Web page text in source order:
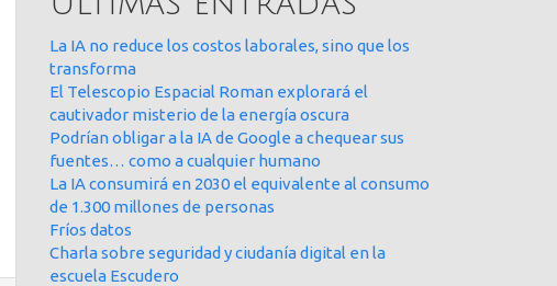
La IA no reduce los costos laborales, sino que los
transforma
El Telescopio Espacial Roman explorará el
cautivador misterio de la energía oscura
Podrían obligar a la IA de Google a chequear sus
fuentes… como a cualquier humano
La IA consumirá en 2030 el equivalente al consumo
de 1.300 millones de personas
Fríos datos
Charla sobre seguridad y ciudanía digital en la
escuela Escudero